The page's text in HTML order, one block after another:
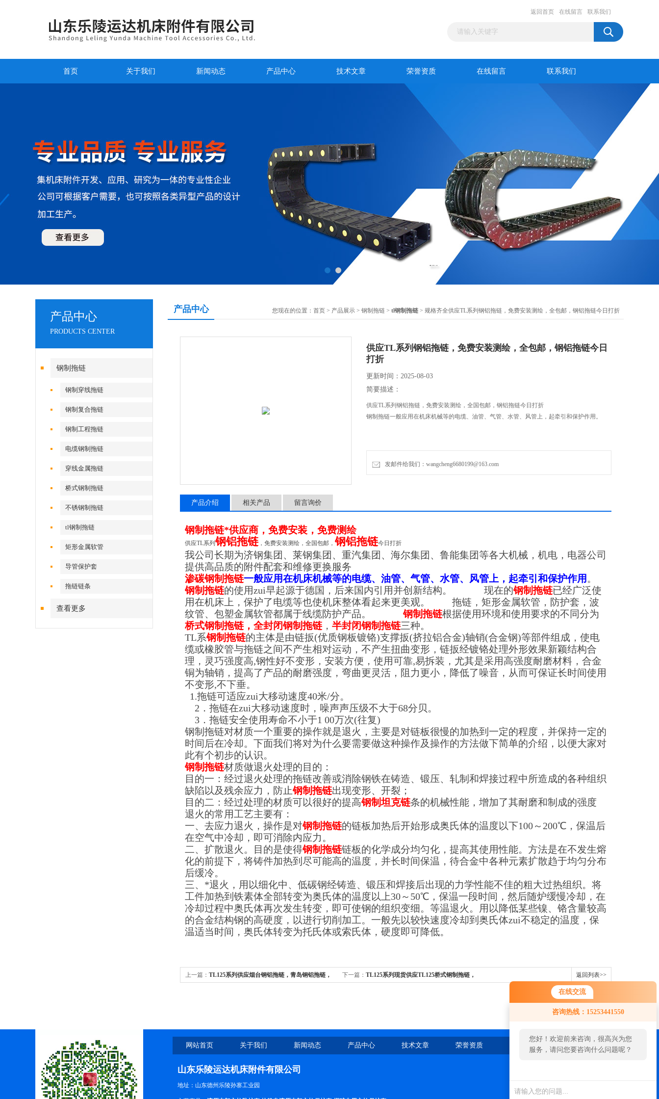
在线交流
咨询热线：15253441550
您好！欢迎前来咨询，很高兴为您
服务，请问您要咨询什么问题呢？
返回首页 在线留言 联系我们
首页 关于我们 新闻动态 产品中心 技术文章 荣誉资质 在线留言 联系我们
产品中心
PRODUCTS CENTER
钢制拖链
钢制穿线拖链
钢制复合拖链
钢制工程拖链
电缆钢制拖链
穿线金属拖链
桥式钢制拖链
不锈钢制拖链
tl钢制拖链
矩形金属软管
导管保护套
拖链链条
查看更多
产品中心 您现在的位置： 首页 > 产品展示 > 钢制拖链 > tl钢制拖链 > 规格齐全供应TL系列钢铝拖链，免费安装测绘，全包邮，钢铝拖链今日打折
供应TL系列钢铝拖链，免费安装测绘，全包邮，钢铝拖链今日
打折
更新时间：2025-08-03
简要描述：
供应TL系列钢铝拖链，免费安装测绘，全国包邮，钢铝拖链今日打折
钢制拖链一般应用在机床机械等的电缆、油管、气管、水管、风管上，起牵引和保护作用。
发邮件给我们：wangcheng6680199@163.com
产品介绍 相关产品 留言询价
钢制拖链*供应商，免费安装，免费测绘
供应TL系列钢铝拖链 ，免费安装测绘，全国包邮，钢铝拖链今日打折
我公司长期为济钢集团、 莱钢集团、重汽集团、海尔集团、鲁能集团等各大机械，机电，电器公司
提供高品质的附件配套和维修更换服务
渗碳钢制拖链一般应用在机床机械等的电缆、油管、气管、水管、风管上，起牵引和保护作用 。
钢制拖链的使用zui早起源于德国，后来国内引用并创新结构。 现在的钢制拖链已经广泛使
用在机床上，保护了电缆等也使机床整体看起来更美观。
拖链，矩形金属软管，防护套，波
纹管、包塑金属软管都属于线缆防护产品。
钢制拖链根据使用环境和使用要求的不同分为
桥式钢制拖链，全封闭钢制拖链 ， 半封闭钢制拖链三种。
TL系钢制拖链的主体是由链扳(优质钢板镀铬)支撑扳(挤拉铝合金)轴销(合金钢)等部件组成，使电
缆或橡胶管与拖链之间不产生相对运动，不产生扭曲变形，链扳经镀铬处理外形效果新颖结构合
理，灵巧强度高,钢性好不变形，安装方便，使用可靠,易拆装，尤其是采用高强度耐磨材料，合金
铜为轴销，提高了产品的耐磨强度，弯曲更灵活，阻力更小，降低了噪音，从而可保证长时间使用
不变形,不下垂。
1.拖链可适应zui大移动速度40米/分。
2 ．拖链在zui大移动速度时，噪声声压级不大于68分贝。
3 ．拖链安全使用寿命不小于1 00万次(往复)
钢制拖链对材质一个重要的操作就是退火，主要是对链板很慢的加热到一定的程度，并保持一定的
时间后在冷却。下面我们将对为什么要需要做这种操作及操作的方法做下简单的介绍，以便大家对
此有个初步的认识。
钢制拖链材质做退火处理的目的：
目的一：经过退火处理的拖链改善或消除钢铁在铸造、锻压、轧制和焊接过程中所造成的各种组织
缺陷以及残余应力，防止钢制拖链出现变形、开裂；
目的二：经过处理的材质可以很好的提高钢制坦克链条的机械性能，增加了其耐磨和制成的强度
退火的常用工艺主要有：
一、去应力退火，操作是对钢制拖链的链板加热后开始形成奥氏体的温度以下100～200℃，保温后
在空气中冷却，即可消除内应力。
二、扩散退火。目的是使得钢制拖链链板的化学成分均匀化，提高其使用性能。方法是在不发生熔
化的前提下，将铸件加热到尽可能高的温度，并长时间保温，待合金中各种元素扩散趋于均匀分布
后缓冷。
三、*退火，用以细化中、低碳钢经铸造、锻压和焊接后出现的力学性能不佳的粗大过热组织。将
工件加热到铁素体全部转变为奥氏体的温度以上30～50℃，保温一段时间，然后随炉缓慢冷却，在
冷却过程中奥氏体再次发生转变，即可使钢的组织变细。等温退火。用以降低某些镍、铬含量较高
的合金结构钢的高硬度，以进行切削加工。一般先以较快速度冷却到奥氏体zui不稳定的温度，保
温适当时间，奥氏体转变为托氏体或索氏体，硬度即可降低。
上一篇： TL125系列供应烟台钢铝拖链，青岛钢铝拖链， 下一篇： TL125系列现货供应TL125桥式钢制拖链， 返回列表>>
网站首页 关于我们 新闻动态 产品中心 技术文章 荣誉资质 在线留言 联系我们
山东乐陵运达机床附件有限公司
地址：山东德州乐陵孙寨工业园